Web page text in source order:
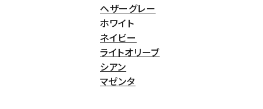
ヘザーグレー
ホワイト
ネイビー
ライトオリーブ
シアン
マゼンタ